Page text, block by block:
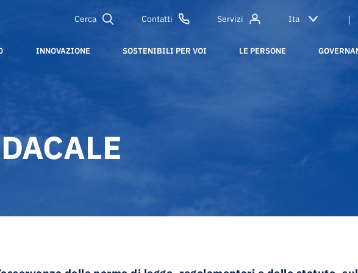
Cerca Contatti Servizi |
INNOVAZIONE SOSTENIBILI PER VOI LE PERSONE